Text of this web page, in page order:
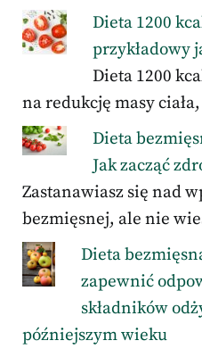
Dieta 1200
przykładowy
Dieta 1200
na redukcję masy
Dieta
Jak zacząć
Zastanawiasz się nad
bezmięsnej, ale nie
Dieta
zapewnić
składników
późniejszym wieku